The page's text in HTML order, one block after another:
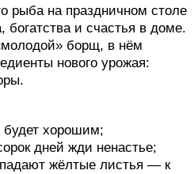
рыба на праздничном столе
богатства и счастья в доме.
борщ, в нём
нового урожая:
будет хорошим;
дней жди ненастье;
жёлтые листья — к